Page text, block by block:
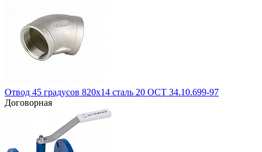
Отвод 45 градусов 820х14 сталь 20 ОСТ 34.10.699-97
Договорная